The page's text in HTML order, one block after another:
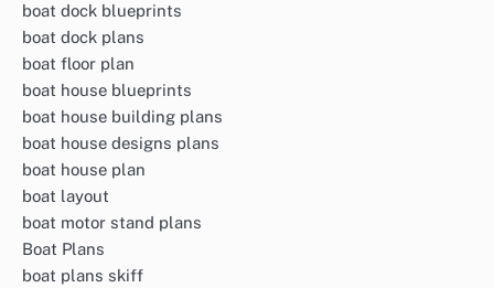
boat dock blueprints
boat dock plans
boat floor plan
boat house blueprints
boat house building plans
boat house designs plans
boat house plan
boat layout
boat motor stand plans
Boat Plans
boat plans skiff